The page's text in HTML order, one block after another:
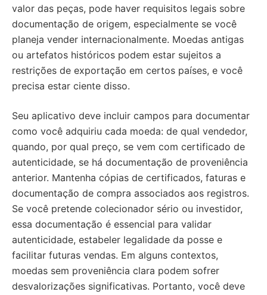
valor das peças, pode haver requisitos legais sobre
documentação de origem, especialmente se você
planeja vender internacionalmente. Moedas antigas
ou artefatos históricos podem estar sujeitos a
restrições de exportação em certos países, e você
precisa estar ciente disso.
Seu aplicativo deve incluir campos para documentar
como você adquiriu cada moeda: de qual vendedor,
quando, por qual preço, se vem com certificado de
autenticidade, se há documentação de proveniência
anterior. Mantenha cópias de certificados, faturas e
documentação de compra associados aos registros.
Se você pretende colecionador sério ou investidor,
essa documentação é essencial para validar
autenticidade, estabeler legalidade da posse e
facilitar futuras vendas. Em alguns contextos,
moedas sem proveniência clara podem sofrer
desvalorizações significativas. Portanto, você deve